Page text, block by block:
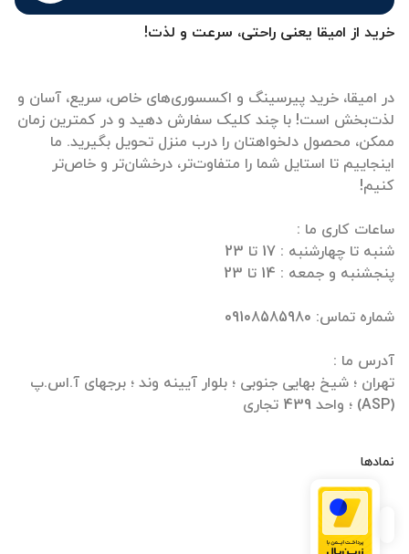
خرید از امیقا یعنی راحتی، سرعت و لذت!
در امیقا، خرید پیرسینگ و اکسسوری‌های خاص، سریع، آسان و
لذت‌بخش است! با چند کلیک سفارش دهید و در کمترین زمان
ممکن، محصول دلخواهتان را درب منزل تحویل بگیرید. ما
اینجاییم تا استایل شما را متفاوت‌تر، درخشان‌تر و خاص‌تر
تهران ؛ شیخ بهایی جنوبی ؛ بلوار آیینه وند ؛ برجهای آ.اس.پ
(ASP) ؛ واحد 439 تجاری
نمادها